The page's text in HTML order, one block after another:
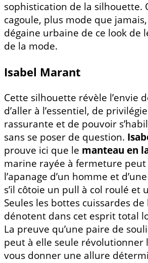
sophistication de la silhouette.
cagoule, plus mode que
dégaine urbaine de ce look de
de la mode.
Isabel Marant
Cette silhouette révèle l’envie
d’aller à l’essentiel, de
rassurante et de pouvoir
sans se poser de question.
prouve ici que le manteau en
marine rayée à fermeture
l’apanage d’un homme et
s’il côtoie un pull à col roulé et
Seules les bottes cuissardes de
dénotent dans cet esprit total
La preuve qu’une paire de
peut à elle seule révolutionner
vous donner une allure